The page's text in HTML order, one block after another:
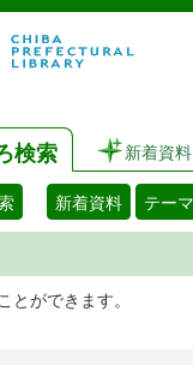
検索 新着資料
新着資料 テー
とができます。